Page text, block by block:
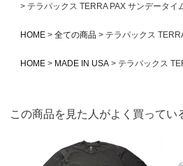
テラパックス TERRA PAX サンデータイ
HOME 全ての商品 テラパックス
HOME MADE IN USA テラパックス
この商品を見た人がよく買ってい